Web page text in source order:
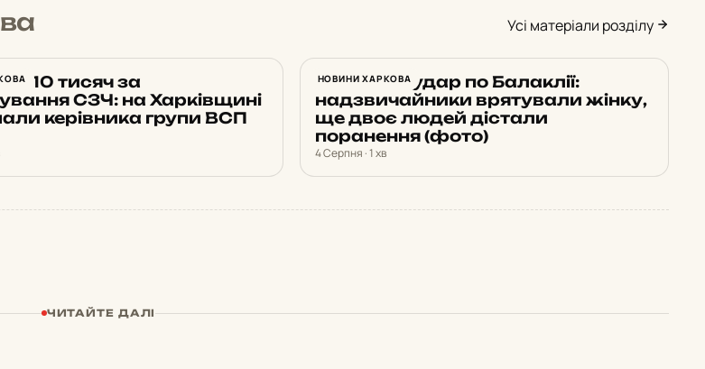
Усі матеріали розділу
$10 тисяч за
СЗЧ: на Харківщині
керівника групи ВСП
НОВИНИ ХАРКОВА
Ракетний удар по Балаклії:
надзвичайники врятували жінку,
ще двоє людей дістали
поранення (фото)
4 Серпня · 1 хв
ЧИТАЙТЕ ДАЛІ